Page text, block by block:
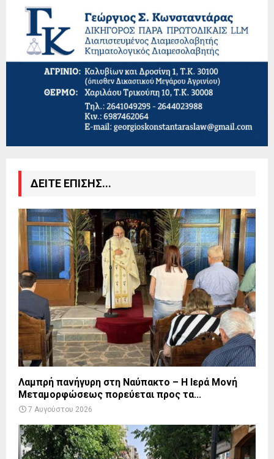
ΔΕΙΤΕ ΕΠΙΣΗΣ...
Λαμπρή πανήγυρη στη Ναύπακτο – Η Ιερά Μονή
Μεταμορφώσεως πορεύεται προς τα...
7 Αυγούστου 2026